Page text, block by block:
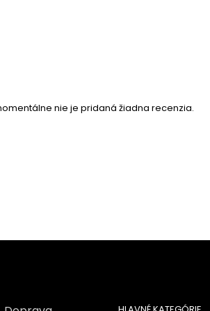
nie je pridaná žiadna recenzia.